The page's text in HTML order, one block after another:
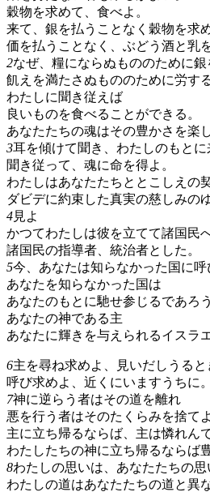
穀物を求めて、食べよ。
来て、銀を払うことなく穀物を求
価を払うことなく、ぶどう酒と乳
2なぜ、糧にならぬもののために
飢えを満たさぬもののために労す
わたしに聞き従えば
良いものを食べることができる。
あなたたちの魂はその豊かさを楽
3耳を傾けて聞き、わたしのもとに
聞き従って、魂に命を得よ。
わたしはあなたたちととこしえの
ダビデに約束した真実の慈しみの
4見よ
かつてわたしは彼を立てて諸国民
諸国民の指導者、統治者とした。
5今、あなたは知らなかった国に呼
あなたを知らなかった国は
あなたのもとに馳せ参じるであろう
あなたの神である主
あなたに輝きを与えられるイスラ
6主を尋ね求めよ、見いだしうると
呼び求めよ、近くにいますうちに。
7神に逆らう者はその道を離れ
悪を行う者はそのたくらみを捨てよ
主に立ち帰るならば、主は憐れん
わたしたちの神に立ち帰るならば
8わたしの思いは、あなたたちの思
わたしの道はあなたたちの道と異